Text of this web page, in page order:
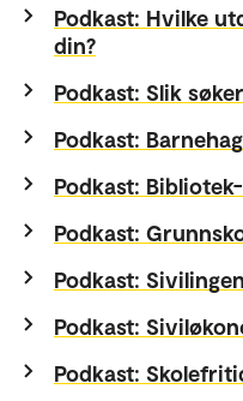
Podkast: Hvilke
din?
Podkast: Slik
Podkast:
Podkast:
Podkast:
Podkast:
Podkast:
Podkast: